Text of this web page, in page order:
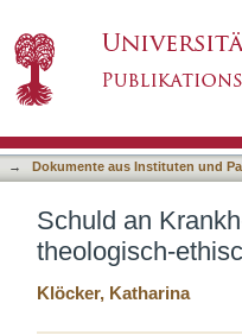
→ Dokumente aus Instituten und
Schuld an
theologisch-
Klöcker, Katharina